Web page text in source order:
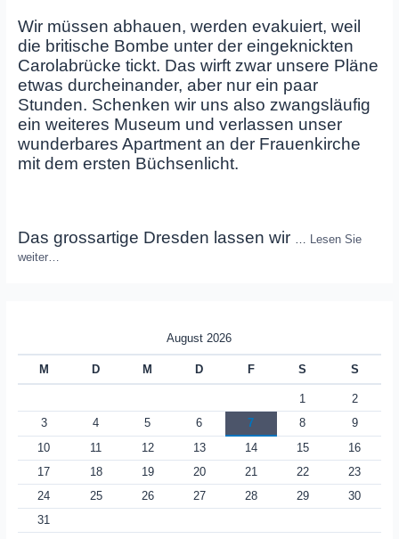
Wir müssen abhauen, werden evakuiert, weil
die britische Bombe unter der eingeknickten
Carolabrücke tickt. Das wirft zwar unsere Pläne
etwas durcheinander, aber nur ein paar
Stunden. Schenken wir uns also zwangsläufig
ein weiteres Museum und verlassen unser
wunderbares Apartment an der Frauenkirche
mit dem ersten Büchsenlicht.
Das grossartige Dresden lassen wir … Lesen Sie
weiter…
August 2026
M D M D F S S
1
2
3
4 5 6 7 8
9
10
11 12 13 14 15
16
17
18 19 20 21 22
23
24
25 26 27 28 29
30
31